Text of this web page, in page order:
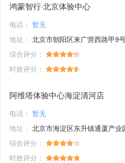
鸿蒙智行·北京体验中心
电话： 暂无
地址： 北京市朝阳区来广营西路甲9
综合评分：
时效评分：
阿维塔体验中心海淀清河店
电话： 暂无
地址： 北京市海淀区东升镇通厦产业
综合评分：
时效评分：